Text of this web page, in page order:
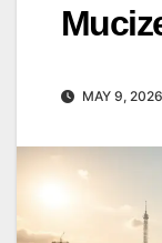
MAY 9, 2026